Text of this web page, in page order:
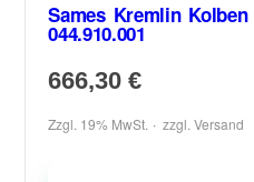
Sames Kremlin
044.910.001
666,30€
Zzgl. 19% MwSt. zzgl.Versand